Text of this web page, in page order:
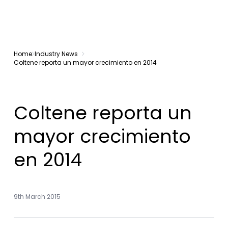
Home Industry News
Coltene reporta un mayor crecimiento en 2014
Coltene reporta un
mayor crecimiento
en 2014
9th March 2015